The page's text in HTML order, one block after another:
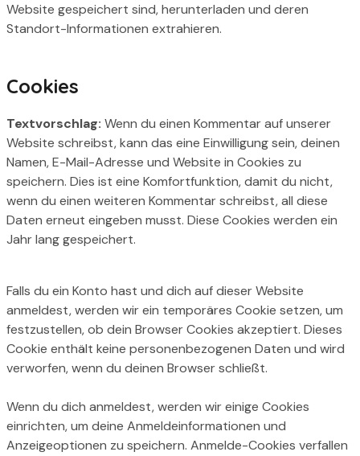
Website gespeichert sind, herunterladen und deren
Standort-Informationen extrahieren.
Cookies
Textvorschlag: Wenn du einen Kommentar auf unserer
Website schreibst, kann das eine Einwilligung sein, deinen
Namen, E-Mail-Adresse und Website in Cookies zu
speichern. Dies ist eine Komfortfunktion, damit du nicht,
wenn du einen weiteren Kommentar schreibst, all diese
Daten erneut eingeben musst. Diese Cookies werden ein
Jahr lang gespeichert.
Falls du ein Konto hast und dich auf dieser Website
anmeldest, werden wir ein temporäres Cookie setzen, um
festzustellen, ob dein Browser Cookies akzeptiert. Dieses
Cookie enthält keine personenbezogenen Daten und wird
verworfen, wenn du deinen Browser schließt.
Wenn du dich anmeldest, werden wir einige Cookies
einrichten, um deine Anmeldeinformationen und
Anzeigeoptionen zu speichern. Anmelde-Cookies verfallen